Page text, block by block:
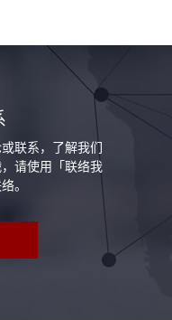
联系，了解我们
请使用「联络我
。